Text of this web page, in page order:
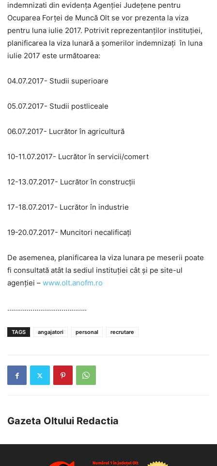
indemnizati din evidența Agenției Județene pentru
Ocuparea Forței de Muncă Olt se vor prezenta la viza
pentru luna iulie 2017. Potrivit reprezentanților instituției,
planificarea la viza lunară a șomerilor indemnizați în luna
iulie 2017 este următoarea:
04.07.2017- Studii superioare
05.07.2017- Studii postliceale
06.07.2017- Lucrător în agricultură
10-11.07.2017- Lucrător în servicii/comert
12-13.07.2017- Lucrător în construcții
17-18.07.2017- Lucrător în industrie
19-20.07.2017- Muncitori necalificați
De asemenea, planificarea la viza lunara pe meserii poate
fi consultată atât la sediul instituției cât și pe site-ul
agenției – www.olt.anofm.ro
…………………………………..
TAGS angajatori personal recrutare
Gazeta Oltului Redactia